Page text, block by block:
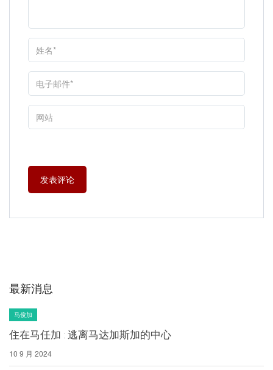
最新消息
马俊加
住在马任加 : 逃离马达加斯加的中心
10 9 月 2024